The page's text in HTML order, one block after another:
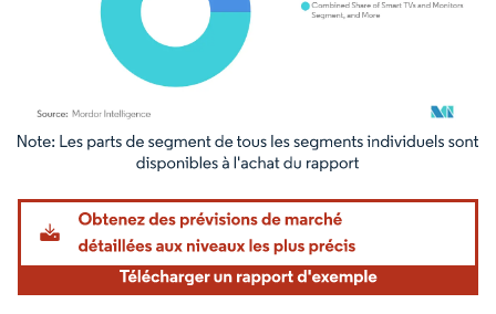
Image © Mordor Intelligence. La réutilisation nécessite une attribution sous CC BY